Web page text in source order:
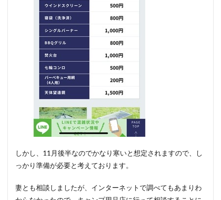
しかし、11月後半なのでかなり寒いと想定されますので、し
っかり準備が必要と考えております。
妻とも相談しましたが、インターネットで調べてもあまりわ